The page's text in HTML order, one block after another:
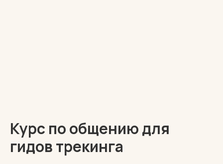
Курс по общению для
гидов трекинга